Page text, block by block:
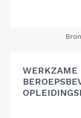
WERKZAME